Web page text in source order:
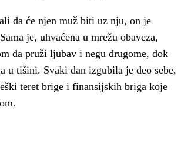
da će njen muž biti uz nju, on je
je, uhvaćena u mrežu obaveza,
da pruži ljubav i negu drugome, dok
u tišini. Svaki dan izgubila je deo sebe,
teret brige i finansijskih briga koje